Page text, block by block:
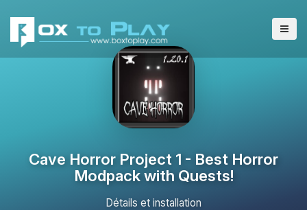
Cave Horror Project 1 - Best Horror
Modpack with Quests!
Détails et installation